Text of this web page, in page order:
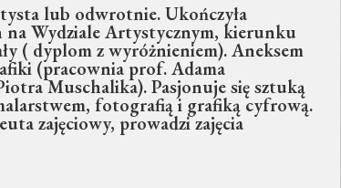
lub odwrotnie. Ukończyła
na Wydziale Artystycznym, kierunku
( dyplom z wyróżnieniem). Aneksem
(pracownia prof. Adama
Muschalika). Pasjonuje się sztuką
fotografią i grafiką cyfrową.
zajęciowy, prowadzi zajęcia